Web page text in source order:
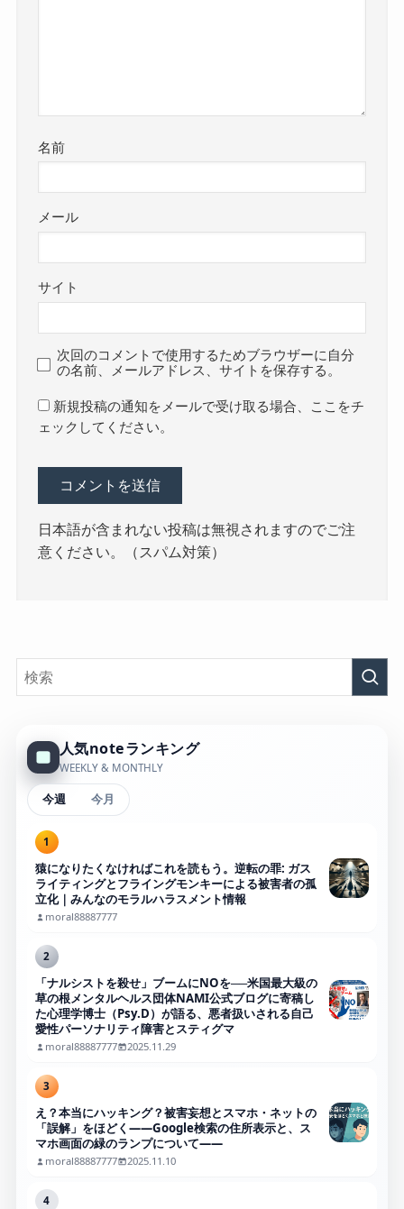
名前
メール
サイト
次回のコメントで使用するためブラウザーに自分
の名前、メールアドレス、サイトを保存する。
新規投稿の通知をメールで受け取る場合、ここをチ
ェックしてください。
日本語が含まれない投稿は無視されますのでご注
意ください。（スパム対策）
人気noteランキング
WEEKLY & MONTHLY
今週 今月
1
猿になりたくなければこれを読もう。逆転の罪: ガス
ライティングとフライングモンキーによる被害者の孤
立化｜みんなのモラルハラスメント情報
moral88887777
2
「ナルシストを殺せ」ブームにNOを──米国最大級の
草の根メンタルヘルス団体NAMI公式ブログに寄稿し
た心理学博士（Psy.D）が語る、悪者扱いされる自己
愛性パーソナリティ障害とスティグマ
moral88887777 2025.11.29
3
え？本当にハッキング？被害妄想とスマホ・ネットの
「誤解」をほどく――Google検索の住所表示と、ス
マホ画面の緑のランプについて――
moral88887777 2025.11.10
4